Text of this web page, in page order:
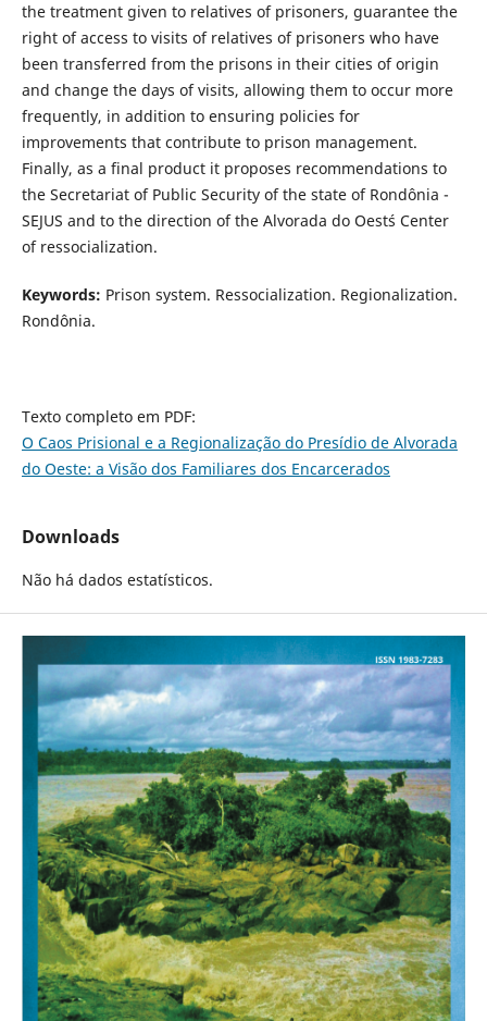
the treatment given to relatives of prisoners, guarantee the
right of access to visits of relatives of prisoners who have
been transferred from the prisons in their cities of origin
and change the days of visits, allowing them to occur more
frequently, in addition to ensuring policies for
improvements that contribute to prison management.
Finally, as a final product it proposes recommendations to
the Secretariat of Public Security of the state of Rondônia -
SEJUS and to the direction of the Alvorada do Oest´s Center
of ressocialization.
Keywords: Prison system. Ressocialization. Regionalization.
Rondônia.
Texto completo em PDF:
O Caos Prisional e a Regionalização do Presídio de Alvorada
do Oeste: a Visão dos Familiares dos Encarcerados
Downloads
Não há dados estatísticos.